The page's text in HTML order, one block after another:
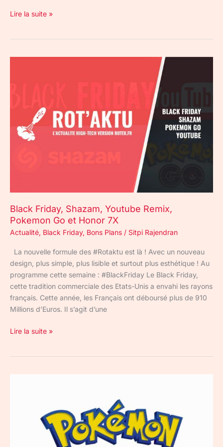
Lire la suite »
Black Friday, Shazam, Youtube Remix,
Pokemon Go et Honor 7X
Actualité, Black Friday, Bons Plans / Sitpi Rajendran
La nouvelle formule des #Rotaktu est là ! Avec un nouveau
design, plus simple, plus lisible et surtout plus esthétique ! Au
programme cette semaine : #BlackFriday Le Black Friday,
cette tradition commerciale des Etats-Unis a envahi les rayons
français. Cette année, les Français ont déboursé plus de 910
Millions d’Euros. Il s’agit d’une
Pokemon
Go
Lire la suite »
décevantes